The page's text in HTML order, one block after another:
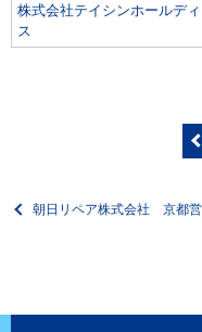
株式会社テイシンホールデ
ス
朝日リペア株式会社 京都